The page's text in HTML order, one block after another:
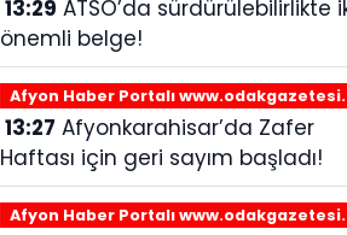
13:29
önemli belge!
Afyon Haber Portalı
13:27
Haftası için geri sayım başladı!
Afyon Haber Portalı